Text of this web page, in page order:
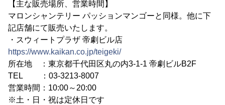
【主な販売場所、営業時間】
マロンシャンテリー パッションマンゴーと同様。他に下
記店舗にて販売いたします。
・スウィートプラザ 帝劇ビル店
https://www.kaikan.co.jp/teigeki/
所在地 ：東京都千代田区丸の内3-1-1 帝劇ビルB2F
TEL ：03-3213-8007
営業時間：10:00～20:00
※土・日・祝は定休日です